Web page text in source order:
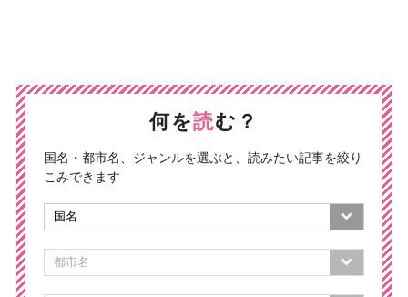
何を読む？
国名・都市名、ジャンルを選ぶと、読みたい記事を絞り
こみできます